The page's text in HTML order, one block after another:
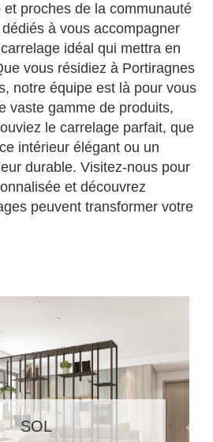
proches de la communauté
à vous accompagner
idéal qui mettra en
vous résidiez à Portiragnes
notre équipe est là pour vous
vaste gamme de produits,
le carrelage parfait, que
intérieur élégant ou un
durable. Visitez-nous pour
et découvrez
peuvent transformer votre
SOL